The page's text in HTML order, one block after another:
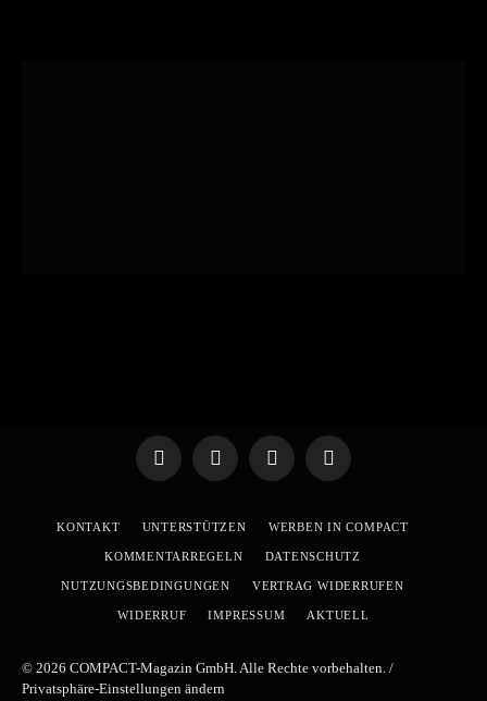
TelegramWhatsApp
X
YouTube
KONTAKT UNTERSTÜTZEN WERBEN IN COMPACT
KOMMENTARREGELN DATENSCHUTZ
NUTZUNGSBEDINGUNGEN VERTRAG WIDERRUFEN
WIDERRUF IMPRESSUM AKTUELL
© 2026 COMPACT-Magazin GmbH. Alle Rechte vorbehalten. /
Privatsphäre-Einstellungen ändern